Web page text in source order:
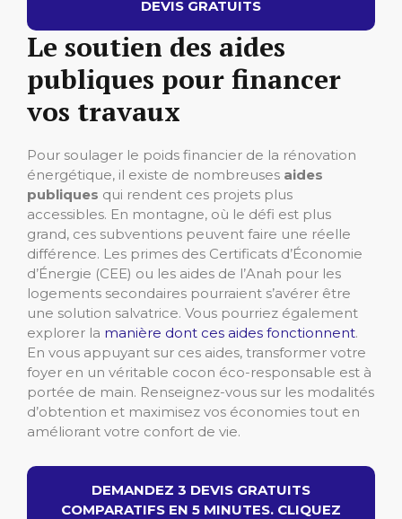
DEVIS GRATUITS
Le soutien des aides
publiques pour financer
vos travaux
Pour soulager le poids financier de la rénovation
énergétique, il existe de nombreuses aides
publiques qui rendent ces projets plus
accessibles. En montagne, où le défi est plus
grand, ces subventions peuvent faire une réelle
différence. Les primes des Certificats d’Économie
d’Énergie (CEE) ou les aides de l’Anah pour les
logements secondaires pourraient s’avérer être
une solution salvatrice. Vous pourriez également
explorer la manière dont ces aides fonctionnent.
En vous appuyant sur ces aides, transformer votre
foyer en un véritable cocon éco-responsable est à
portée de main. Renseignez-vous sur les modalités
d’obtention et maximisez vos économies tout en
améliorant votre confort de vie.
DEMANDEZ 3 DEVIS GRATUITS
COMPARATIFS EN 5 MINUTES. CLIQUEZ